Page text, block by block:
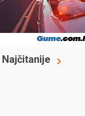
Najčitanije